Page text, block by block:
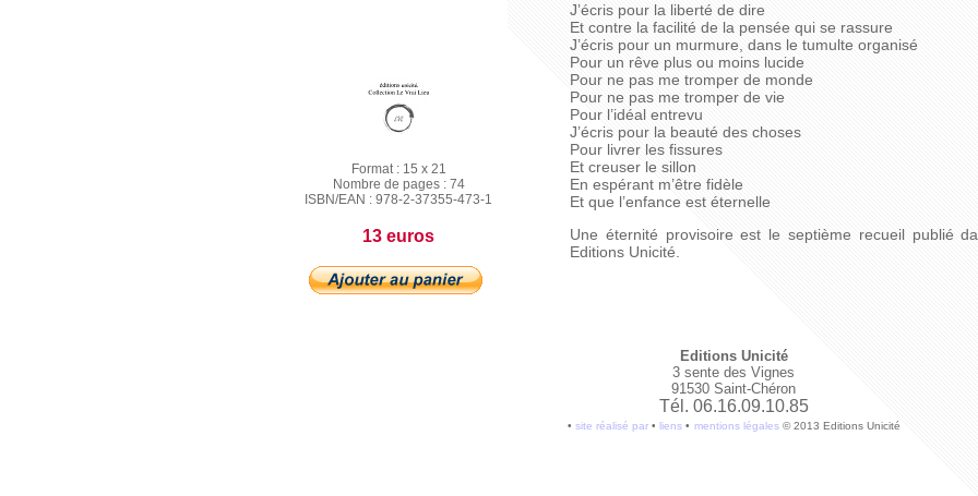
Format : 15 x 21
Nombre de pages : 74
ISBN/EAN : 978-2-37355-473-1
13 euros
J’écris pour la liberté de dire
Et contre la facilité de la pensée qui se rassure
J’écris pour un murmure, dans le tumulte organisé
Pour un rêve plus ou moins lucide
Pour ne pas me tromper de monde
Pour ne pas me tromper de vie
Pour l’idéal entrevu
J’écris pour la beauté des choses
Pour livrer les fissures
Et creuser le sillon
En espérant m’être fidèle
Et que l’enfance est éternelle
Une éternité provisoire est le septième recueil publié
Editions Unicité.
Editions Unicité
3 sente des Vignes
91530 Saint-Chéron
Tél. 06.16.09.10.85
• site réalisé par• liens • mentions légales© 2013 Editions Unicité